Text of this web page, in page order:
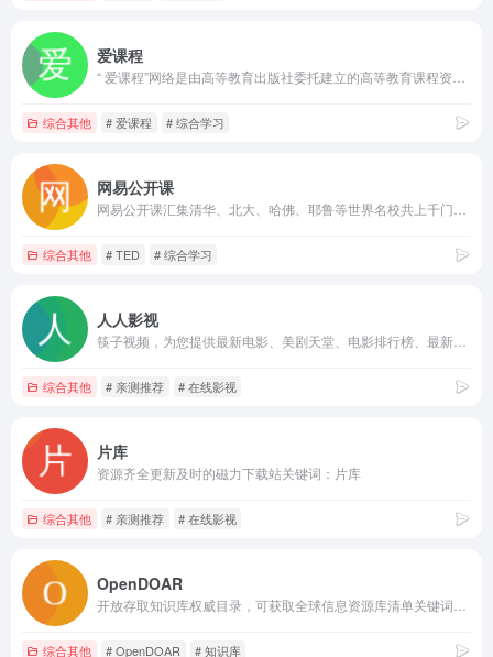
爱课程
综合其他 # 爱课程 # 综合学习
网易公开课
综合其他 # TED # 综合学习
人人影视
综合其他 # 亲测推荐 # 在线影视
片库
资源齐全更新及时的磁力下载站关键词：片库
综合其他 # 亲测推荐 # 在线影视
OpenDOAR
综合其他 # OpenDOAR # 知识库